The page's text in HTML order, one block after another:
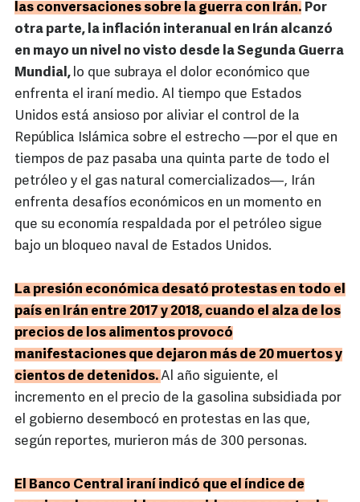
las conversaciones sobre la guerra con Irán. Por
otra parte, la inflación interanual en Irán alcanzó
en mayo un nivel no visto desde la Segunda Guerra
Mundial, lo que subraya el dolor económico que
enfrenta el iraní medio. Al tiempo que Estados
Unidos está ansioso por aliviar el control de la
República Islámica sobre el estrecho —por el que en
tiempos de paz pasaba una quinta parte de todo el
petróleo y el gas natural comercializados—, Irán
enfrenta desafíos económicos en un momento en
que su economía respaldada por el petróleo sigue
bajo un bloqueo naval de Estados Unidos.
La presión económica desató protestas en todo el
país en Irán entre 2017 y 2018, cuando el alza de los
precios de los alimentos provocó
manifestaciones que dejaron más de 20 muertos y
cientos de detenidos.Al año siguiente, el
incremento en el precio de la gasolina subsidiada por
el gobierno desembocó en protestas en las que,
según reportes, murieron más de 300 personas.
El Banco Central iraní indicó que el índice de